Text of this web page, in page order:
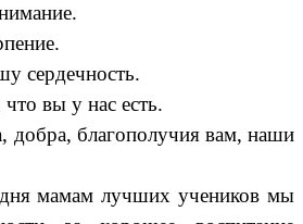
сердечность.
что вы у нас есть.
добра, благополучия вам, наши
мамам лучших учеников мы